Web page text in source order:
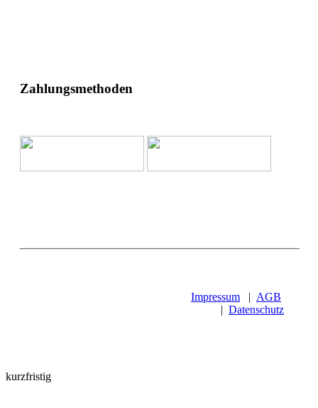
Zahlungsmethoden
Impressum | AGB
| Datenschutz
kurzfristig